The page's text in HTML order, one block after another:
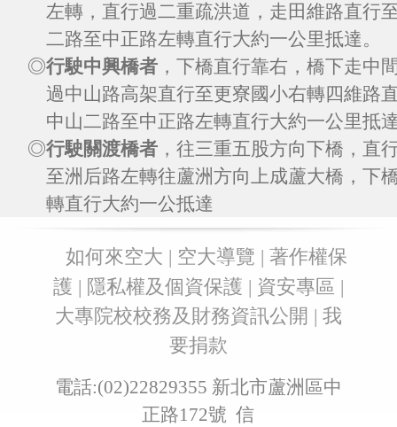
左轉，直行過二重疏洪道，走田維路直行
二路至中正路左轉直行大約一公里抵達。
◎行駛中興橋者，下橋直行靠右，橋下走中
過中山路高架直行至更寮國小右轉四維路
中山二路至中正路左轉直行大約一公里抵
◎行駛關渡橋者，往三重五股方向下橋，直
至洲后路左轉往蘆洲方向上成蘆大橋，下
轉直行大約一公抵達
如何來空大 | 空大導覽 | 著作權保
護 | 隱私權及個資保護 | 資安專區 |
大專院校校務及財務資訊公開 | 我
要捐款
電話:(02)22829355 新北市蘆洲區中
正路172號 信